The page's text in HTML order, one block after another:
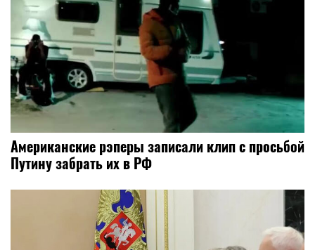
Американские рэперы записали клип с просьбой
Путину забрать их в РФ